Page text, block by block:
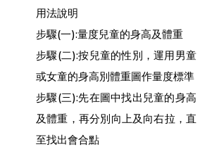
用法說明
步驟(一):量度兒童的身高及體重
步驟(二):按兒童的性別，運用男童
或女童的身高別體重圖作量度標準
步驟(三):先在圖中找出兒童的身高
及體重，再分別向上及向右拉，直
至找出會合點